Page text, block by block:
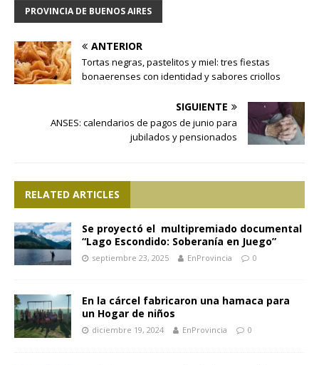
PROVINCIA DE BUENOS AIRES
ANTERIOR
Tortas negras, pastelitos y miel: tres fiestas
bonaerenses con identidad y sabores criollos
SIGUIENTE
ANSES: calendarios de pagos de junio para
jubilados y pensionados
RELATED ARTICLES
Se proyectó el multipremiado documental
“Lago Escondido: Soberanía en Juego”
septiembre 23, 2025 EnProvincia 0
En la cárcel fabricaron una hamaca para
un Hogar de niños
diciembre 19, 2024 EnProvincia 0